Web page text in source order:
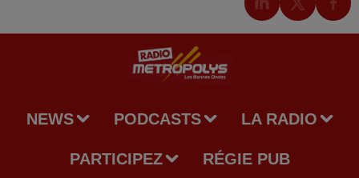
NEWS PODCASTS LA RADIO
PARTICIPEZ RÉGIE PUB